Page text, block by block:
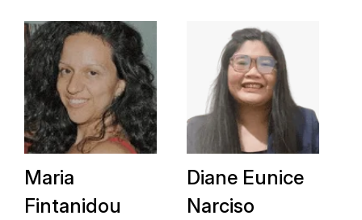
Maria
Fintanidou
Diane Eunice
Narciso